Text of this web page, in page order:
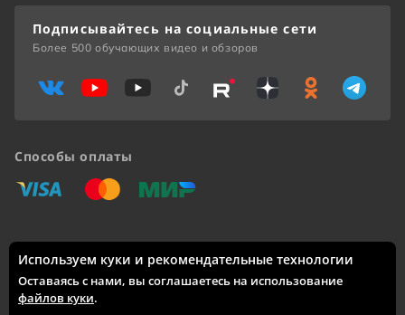
Доставка по России: Москва, Санкт-Петербург, Новосибирск,
Екатеринбург, Казань, Нижний Новгород, Челябинск,
Красноярск, Самара, Уфа, Ростов-на-Дону, Омск, Краснодар,
Воронеж, Волгоград, Пермь и другие города.
Способы оплаты
«Виза» «Мастеркард»
«Мир»
Подписывайтесь на социальные сети
Более 500 обучающих видео и обзоров
Используем куки и рекомендательные технологии
Оставаясь с нами, вы соглашаетесь на использование
файлов куки.